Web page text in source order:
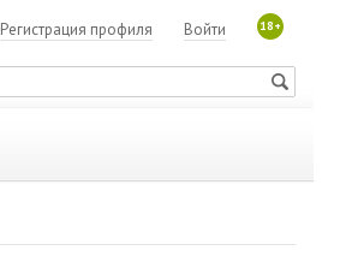
18+
Войти
Регистрация профиля